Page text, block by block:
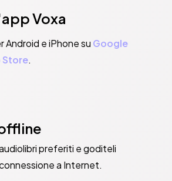
Voxa
Android e iPhone su Google
Store.
preferiti e goditeli
a Internet.